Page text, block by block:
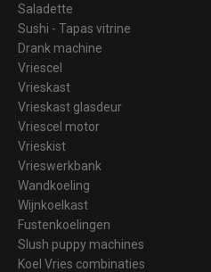
Saladette
Sushi - Tapas vitrine
Drank machine
Vriescel
Vrieskast
Vrieskast glasdeur
Vriescel motor
Vrieskist
Vrieswerkbank
Wandkoeling
Wijnkoelkast
Fustenkoelingen
Slush puppy machines
Koel Vries combinaties